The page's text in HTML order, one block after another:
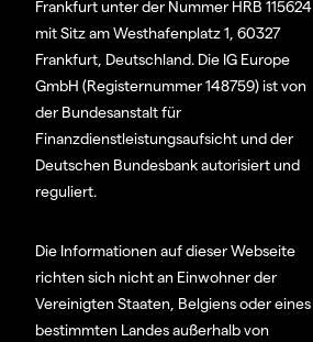
Frankfurt unter der Nummer HRB 115624
mit Sitz am Westhafenplatz 1, 60327
Frankfurt, Deutschland. Die IG Europe
GmbH (Registernummer 148759) ist von
der Bundesanstalt für
Finanzdienstleistungsaufsicht und der
Deutschen Bundesbank autorisiert und
reguliert.
Die Informationen auf dieser Webseite
richten sich nicht an Einwohner der
Vereinigten Staaten, Belgiens oder eines
bestimmten Landes außerhalb von